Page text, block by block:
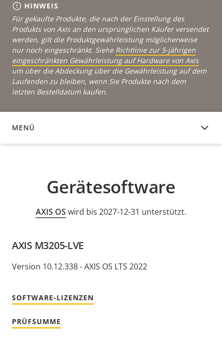
HINWEIS
Für gekaufte Produkte, die nach der Einstellung des
Produkts von Axis an den ursprünglichen Käufer versendet
werden, gilt die Produktgewährleistung möglicherweise
nur noch eingeschränkt. Siehe Richtlinie zur 5-jährigen
eingeschränkten Gewährleistung auf Hardware von Axis
um über die Abdeckung über die Gewährleistung auf dem
Laufenden zu bleiben, wenn Sie Produkte nach dem
letzten Bestelldatum kaufen.
MENÜ
GERÄTESOFTWARE
Gerätesoftware
AXIS OS wird bis 2027-12-31 unterstützt.
AXIS M3205-LVE
Version 10.12.338 - AXIS OS LTS 2022
SOFTWARE-LIZENZEN
PRÜFSUMME